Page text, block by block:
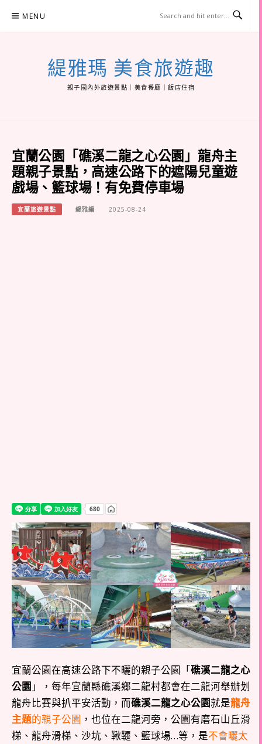
MENU
緹雅瑪 美食旅遊趣
親子國內外旅遊景點｜美食餐廳｜飯店住宿
宜蘭公園「礁溪二龍之心公園」龍舟主
題親子景點，高速公路下的遮陽兒童遊
戲場、籃球場！有免費停車場
宜蘭旅遊景點 緹雅編 2025-08-24
宜蘭公園在高速公路下不曬的親子公園「礁溪二龍之心
公園 」，每年宜蘭縣礁溪鄉二龍村都會在二龍河舉辦划
龍舟比賽與扒平安活動，而礁溪二龍之心公園就是龍舟
主題的親子公園 ，也位在二龍河旁，公園有磨石山丘滑
梯、龍舟滑梯、沙坑、鞦韆、籃球場…等，是不會曬太